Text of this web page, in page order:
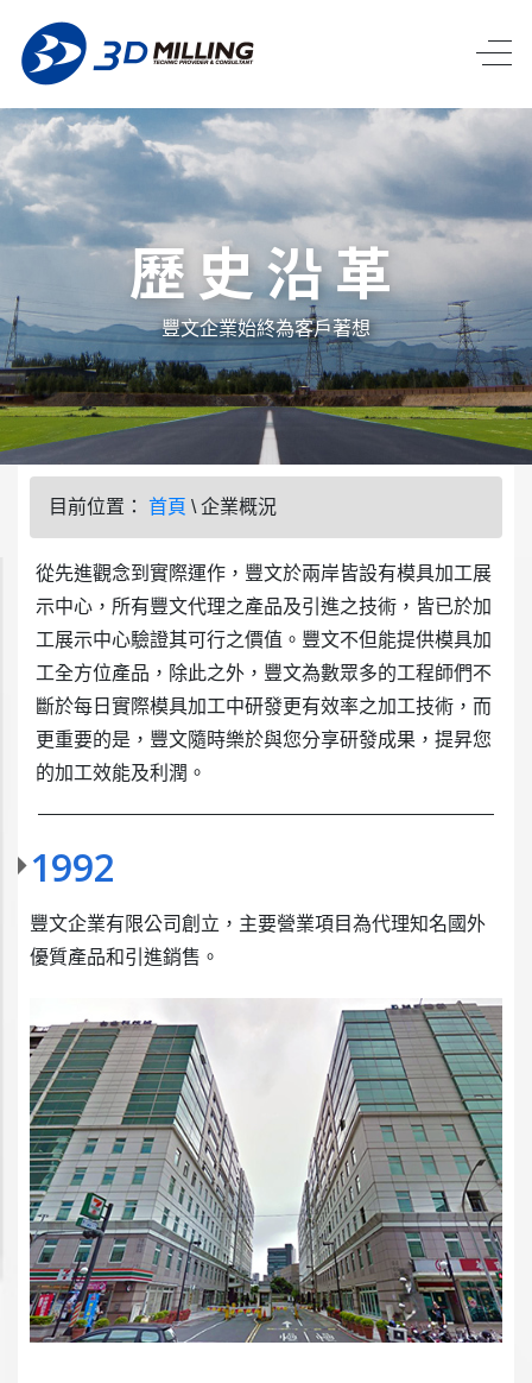
歷史沿革
豐文企業始終為客戶著想
目前位置： 首頁 \ 企業概況
從先進觀念到實際運作，豐文於兩岸皆設有模具加工展
示中心，所有豐文代理之產品及引進之技術，皆已於加
工展示中心驗證其可行之價值。豐文不但能提供模具加
工全方位產品，除此之外，豐文為數眾多的工程師們不
斷於每日實際模具加工中研發更有效率之加工技術，而
更重要的是，豐文隨時樂於與您分享研發成果，提昇您
的加工效能及利潤。
1992
豐文企業有限公司創立，主要營業項目為代理知名國外
優質產品和引進銷售。